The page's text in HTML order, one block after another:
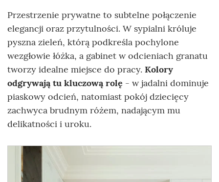
Przestrzenie prywatne to subtelne połączenie
elegancji oraz przytulności. W sypialni króluje
pyszna zieleń, którą podkreśla pochylone
wezgłowie łóżka, a gabinet w odcieniach granatu
tworzy idealne miejsce do pracy. Kolory
odgrywają tu kluczową rolę - w jadalni dominuje
piaskowy odcień, natomiast pokój dziecięcy
zachwyca brudnym różem, nadającym mu
delikatności i uroku.